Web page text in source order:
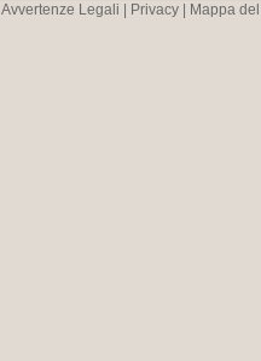
Avvertenze Legali Privacy Mappa